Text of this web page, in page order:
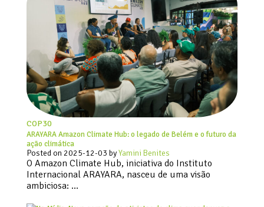
COP30
ARAYARA Amazon Climate Hub: o legado de Belém e o futuro da
ação climática
Posted on 2025-12-03 byYamini Benites
O Amazon Climate Hub, iniciativa do Instituto
Internacional ARAYARA, nasceu de uma visão
ambiciosa: …